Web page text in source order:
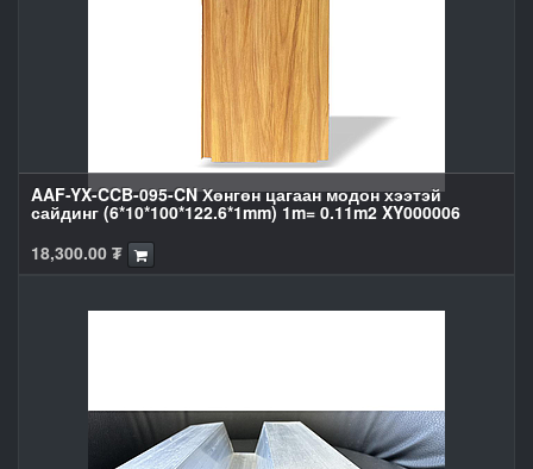
AAF-YX-CCB-095-CN Хөнгөн цагаан модон хээтэй
сайдинг (6*10*100*122.6*1mm) 1m= 0.11m2 XY000006
18,300.00 ₮